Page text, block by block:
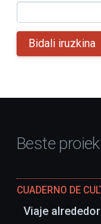
Bidali iruzkina
Beste
CUADERNO DE
Viaje